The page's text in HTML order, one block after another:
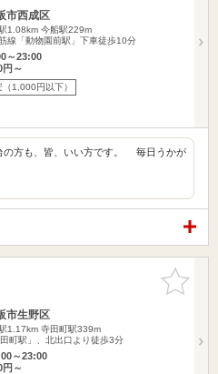
市西成区
1.08km 今船駅229m
線「動物園前駅」下車徒歩10分
～23:00
円～
（1,000円以下）
の方も、皆、いい方です。 毎日うかが
お気に入
りに追加
市生野区
1.17km 寺田町駅339m
町駅」、北出口より徒歩3分
～23:00
円～